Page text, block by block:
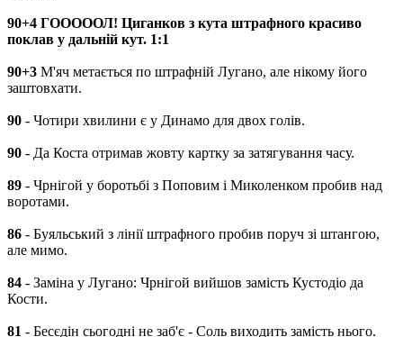
90+4 ГОООООЛ! Циганков з кута штрафного красиво
поклав у дальній кут. 1:1
90+3 М'яч метається по штрафній Лугано, але нікому його
заштовхати.
90 - Чотири хвилини є у Динамо для двох голів.
90 - Да Коста отримав жовту картку за затягування часу.
89 - Чрнігой у боротьбі з Поповим і Миколенком пробив над
воротами.
86 - Буяльський з лінії штрафного пробив поруч зі штангою,
але мимо.
84 - Заміна у Лугано: Чрнігой вийшов замість Кустодіо да
Кости.
81 - Бесєдін сьогодні не заб'є - Соль виходить замість нього.